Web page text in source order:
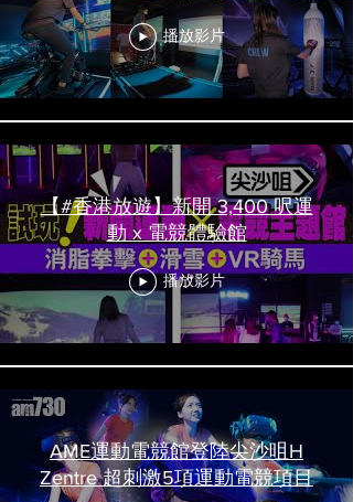
播放影片
【#香港放遊】新開 3,400 呎運
動 x 電競體驗館
播放影片
AME運動電競館登陸尖沙咀H
Zentre 超刺激5項運動電競項目